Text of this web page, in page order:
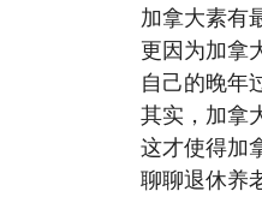
加拿大素有
更因为加拿
自己的晚年
其实，加拿
这才使得加
聊聊退休养